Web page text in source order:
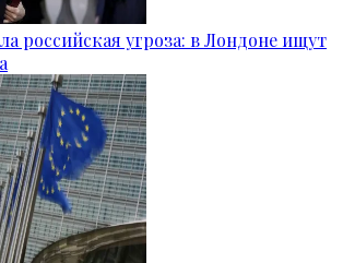
российская угроза: в Лондоне ищут